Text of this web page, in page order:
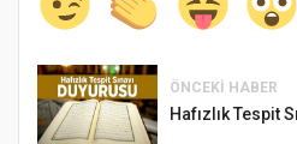
ÖNCEKI HABER
Hafızlık Tespit